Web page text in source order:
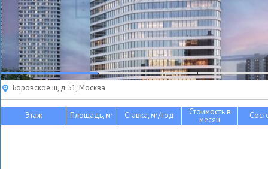
Боровское ш, д 51, Москва
Этаж Площадь, м2 Ставка, м2/год Стоимость в
месяц